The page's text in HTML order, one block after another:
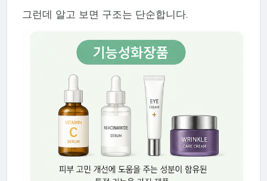
그런데 알고 보면 구조는 단순합니다.